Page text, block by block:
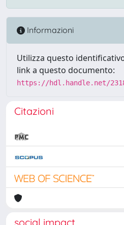
Informazioni
Utilizza questo
link a questo documento:
https://hdl.handle.net/
Citazioni
social impact